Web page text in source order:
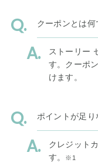
クーポンとは何
ストーリー
す。クーポ
けます。
ポイントが足
クレジット
す。
※1